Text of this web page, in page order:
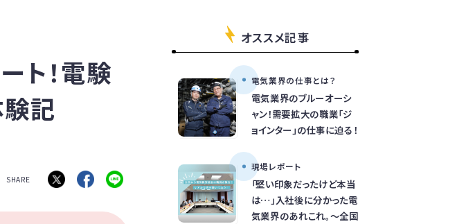
ト！電験
記
SHARE
オススメ記事
電気業界の仕事とは？
電気業界のブルーオーシ
ャン！需要拡大の職業「ジ
ョインター」の仕事に迫る！
現場レポート
「堅い印象だったけど本当
は…」入社後に分かった電
気業界のあれこれ。～全国